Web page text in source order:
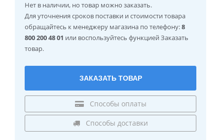
Нет в наличии, но товар можно заказать.
Для уточнения сроков поставки и стоимости товара
обращайтесь к менеджеру магазина по телефону:8
800 200 48 01 или воспользуйтесь функцией Заказать
товар.
ЗАКАЗАТЬ ТОВАР
Способы оплаты
Способы доставки